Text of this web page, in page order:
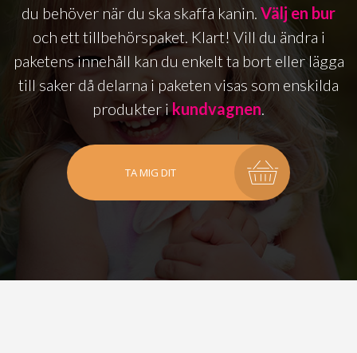
du behöver när du ska skaffa kanin. Välj en bur
och ett tillbehörspaket. Klart! Vill du ändra i
paketens innehåll kan du enkelt ta bort eller lägga
till saker då delarna i paketen visas som enskilda
produkter ikundvagnen.
TA MIG DIT